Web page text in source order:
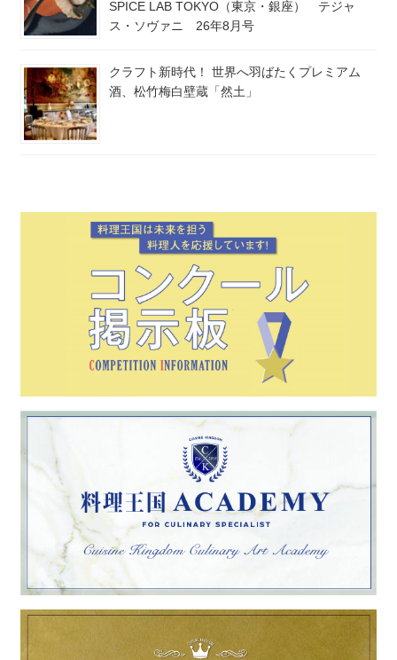
SPICE LAB TOKYO（東京・銀座） テジャ
ス・ソヴァニ 26年8月号
クラフト新時代！ 世界へ羽ばたくプレミアム
酒、松竹梅白壁蔵「然土」